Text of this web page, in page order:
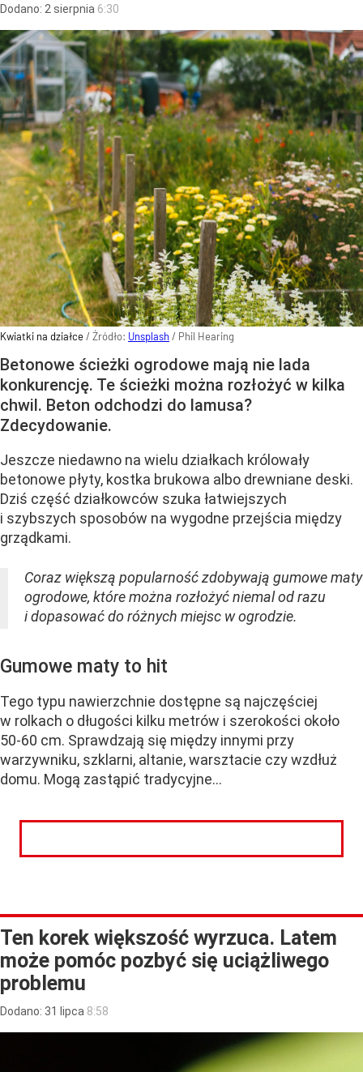
Dodano: 2sierpnia 6:30
Kwiatki na działce/ Źródło: Unsplash / Phil Hearing
Betonowe ścieżki ogrodowe mają nie lada
konkurencję. Te ścieżki można rozłożyć w kilka
chwil. Beton odchodzi do lamusa?
Zdecydowanie.
Jeszcze niedawno na wielu działkach królowały
betonowe płyty, kostka brukowa albo drewniane deski.
Dziś część działkowców szuka łatwiejszych
i szybszych sposobów na wygodne przejścia między
grządkami.
Coraz większą popularność zdobywają gumowe maty
ogrodowe, które można rozłożyć niemal od razu
i dopasować do różnych miejsc w ogrodzie.
Gumowe maty to hit
Tego typu nawierzchnie dostępne są najczęściej
w rolkach o długości kilku metrów i szerokości około
50-60 cm. Sprawdzają się między innymi przy
warzywniku, szklarni, altanie, warsztacie czy wzdłuż
domu. Mogą zastąpić tradycyjne...
Ten korek większość wyrzuca. Latem
może pomóc pozbyć się uciążliwego
problemu
Dodano: 31 lipca 8:58